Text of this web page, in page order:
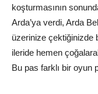
koşturmasının
Arda’ya verdi, Arda
üzerinize çektiğinizde
ileride hemen
Bu pas farklı bir oyun